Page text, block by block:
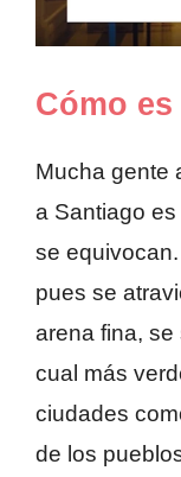
Cómo
Mucha gente
a Santiago
se equivocan.
pues se
arena fina,
cual más
ciudades
de los